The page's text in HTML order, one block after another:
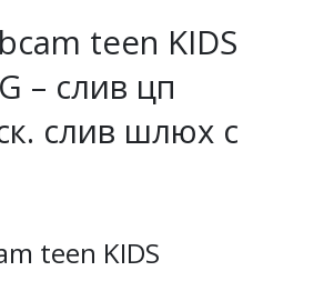
teen KIDS
– слив цп
слив шлюх с
teen KIDS